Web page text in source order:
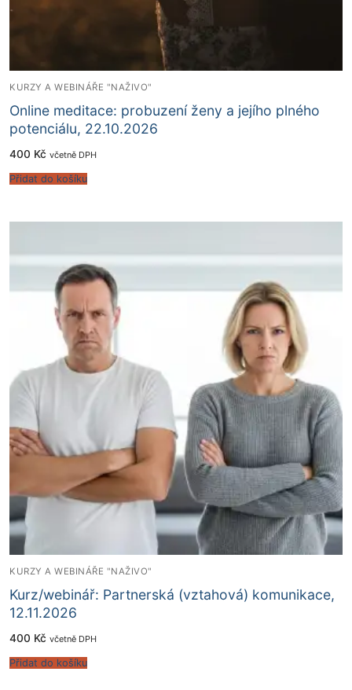
KURZY A WEBINÁŘE "NAŽIVO"
Online meditace: probuzení ženy a jejího plného
potenciálu, 22.10.2026
400 Kč včetně DPH
Přidat do košíku
KURZY A WEBINÁŘE "NAŽIVO"
Kurz/webinář: Partnerská (vztahová) komunikace,
12.11.2026
400 Kč včetně DPH
Přidat do košíku